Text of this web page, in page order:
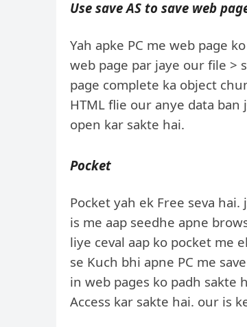
Use save AS to save web
Yah apke PC me web page
web page par jaye our file >
page complete ka object
HTML flie our anye data ban
open kar sakte hai.
Pocket
Pocket yah ek Free seva
is me aap seedhe apne
liye ceval aap ko pocket me
se Kuch bhi apne PC me
in web pages ko padh sakte
Access kar sakte hai. our is